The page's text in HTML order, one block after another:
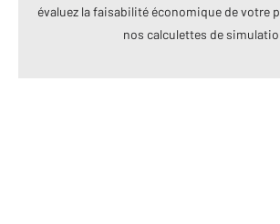
évaluez la faisabilité économique de votre
nos calculettes de